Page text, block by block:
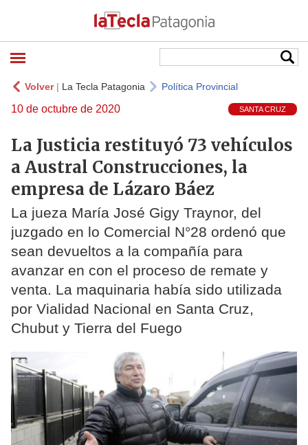
Volver| La Tecla Patagonia Política Provincial
10 de octubre de 2020 SANTA CRUZ
La Justicia restituyó 73 vehículos
a Austral Construcciones, la
empresa de Lázaro Báez
La jueza María José Gigy Traynor, del
juzgado en lo Comercial N°28 ordenó que
sean devueltos a la compañía para
avanzar en con el proceso de remate y
venta. La maquinaria había sido utilizada
por Vialidad Nacional en Santa Cruz,
Chubut y Tierra del Fuego